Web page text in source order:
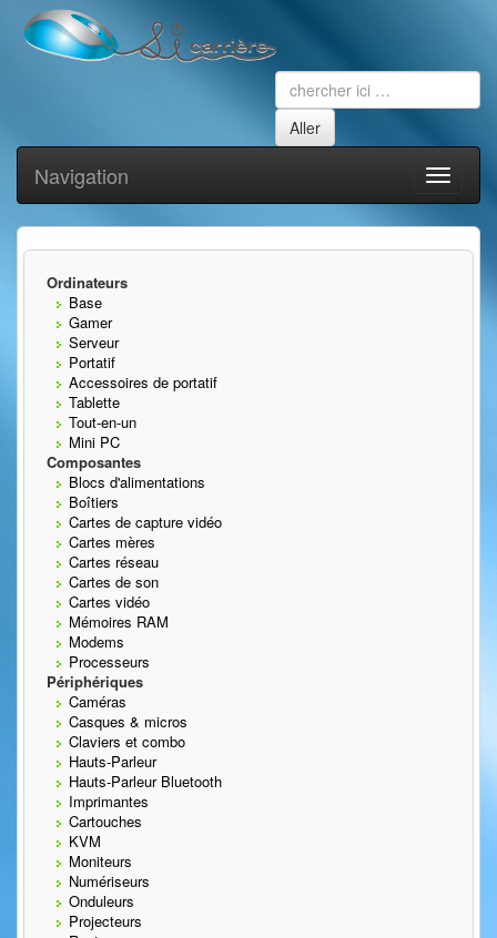
Toggle
Navigation
Ordinateurs
Base
Gamer
Serveur
Portatif
Accessoires de portatif
Tablette
Tout-en-un
Mini PC
Composantes
Blocs d'alimentations
Boîtiers
Cartes de capture vidéo
Cartes mères
Cartes réseau
Cartes de son
Cartes vidéo
Mémoires RAM
Modems
Processeurs
Périphériques
Caméras
Casques & micros
Claviers et combo
Hauts-Parleur
Hauts-Parleur Bluetooth
Imprimantes
Cartouches
KVM
Moniteurs
Numériseurs
Onduleurs
Projecteurs